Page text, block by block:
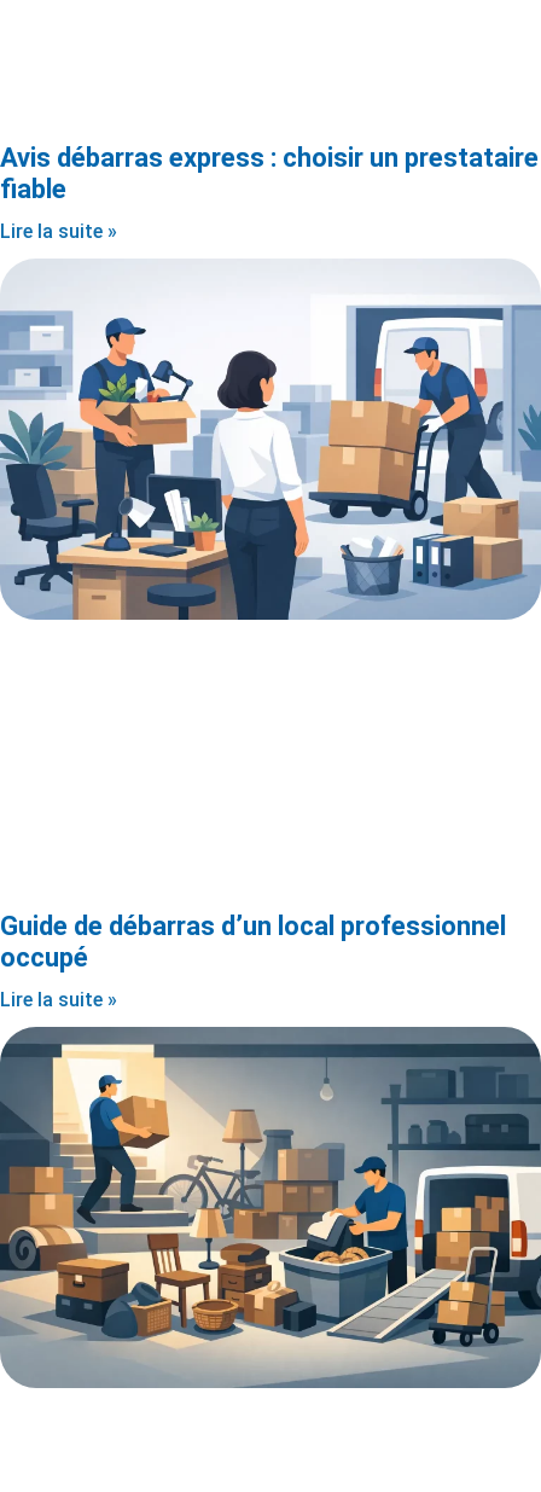
Avis débarras express : choisir un prestataire
fiable
Lire la suite »
Guide de débarras d’un local professionnel
occupé
Lire la suite »